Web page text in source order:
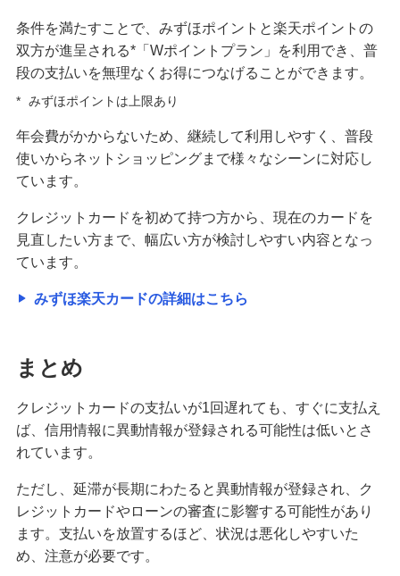
条件を満たすことで、みずほポイントと楽天ポイントの
双方が進呈される*「Wポイントプラン」を利用でき、普
段の支払いを無理なくお得につなげることができます。
* みずほポイントは上限あり
年会費がかからないため、継続して利用しやすく、普段
使いからネットショッピングまで様々なシーンに対応し
ています。
クレジットカードを初めて持つ方から、現在のカードを
見直したい方まで、幅広い方が検討しやすい内容となっ
ています。
みずほ楽天カードの詳細はこちら
まとめ
クレジットカードの支払いが1回遅れても、すぐに支払え
ば、信用情報に異動情報が登録される可能性は低いとさ
れています。
ただし、延滞が長期にわたると異動情報が登録され、ク
レジットカードやローンの審査に影響する可能性があり
ます。支払いを放置するほど、状況は悪化しやすいた
め、注意が必要です。